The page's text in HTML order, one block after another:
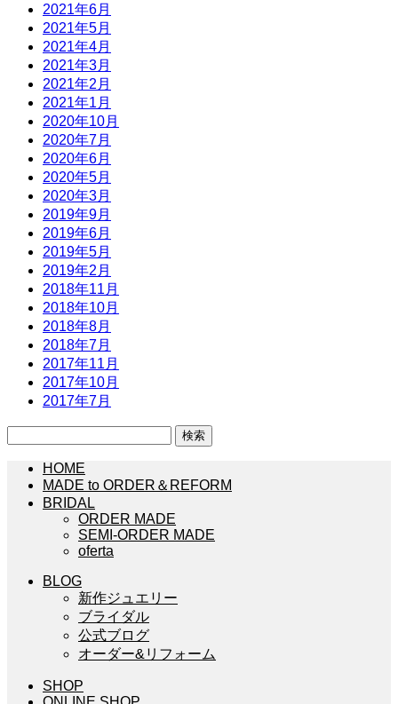
2021年6月
2021年5月
2021年4月
2021年3月
2021年2月
2021年1月
2020年10月
2020年7月
2020年6月
2020年5月
2020年3月
2019年9月
2019年6月
2019年5月
2019年2月
2018年11月
2018年10月
2018年8月
2018年7月
2017年11月
2017年10月
2017年7月
HOME
MADE to ORDER＆REFORM
BRIDAL
ORDER MADE
SEMI-ORDER MADE
oferta
BLOG
新作ジュエリー
ブライダル
公式ブログ
オーダー&リフォーム
SHOP